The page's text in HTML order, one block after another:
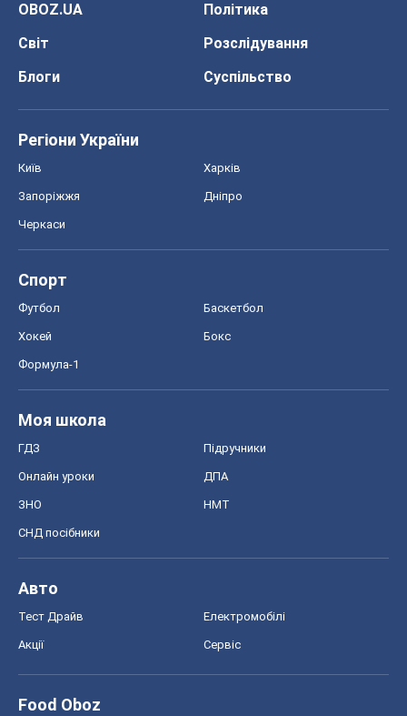
OBOZ.UA
Політика
Світ
Розслідування
Блоги
Суспільство
Регіони України
Київ Харків
Запоріжжя Дніпро
Черкаси
Спорт
Футбол Баскетбол
Хокей Бокс
Формула-1
Моя школа
ГДЗ Підручники
Онлайн уроки ДПА
ЗНО НМТ
СНД посібники
Авто
Тест Драйв Електромобілі
Акції Сервіс
Food Oboz